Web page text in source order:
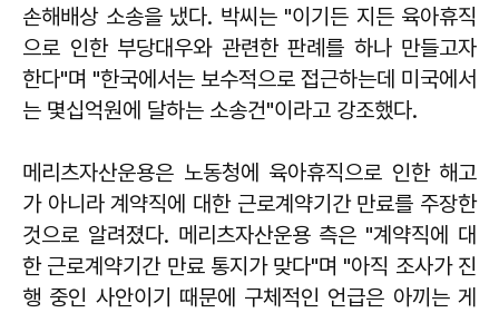
손해배상 소송을 냈다. 박씨는 "이기든 지든 육아휴직
으로 인한 부당대우와 관련한 판례를 하나 만들고자
한다"며 "한국에서는 보수적으로 접근하는데 미국에서
는 몇십억원에 달하는 소송건"이라고 강조했다.
메리츠자산운용은 노동청에 육아휴직으로 인한 해고
가 아니라 계약직에 대한 근로계약기간 만료를 주장한
것으로 알려졌다. 메리츠자산운용 측은 "계약직에 대
한 근로계약기간 만료 통지가 맞다"며 "아직 조사가 진
행 중인 사안이기 때문에 구체적인 언급은 아끼는 게